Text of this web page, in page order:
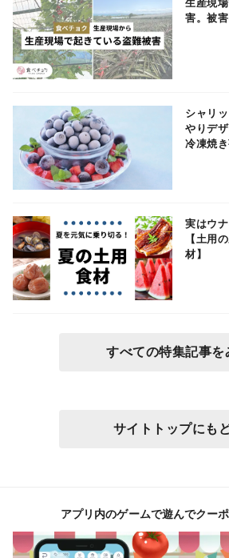
生産現
害。被
シャリ
やりデ
冷凍焼き
実はウ
【土用
材】
すべての特集記事を
サイトトップにも
アプリ内のゲームで遊んでクー